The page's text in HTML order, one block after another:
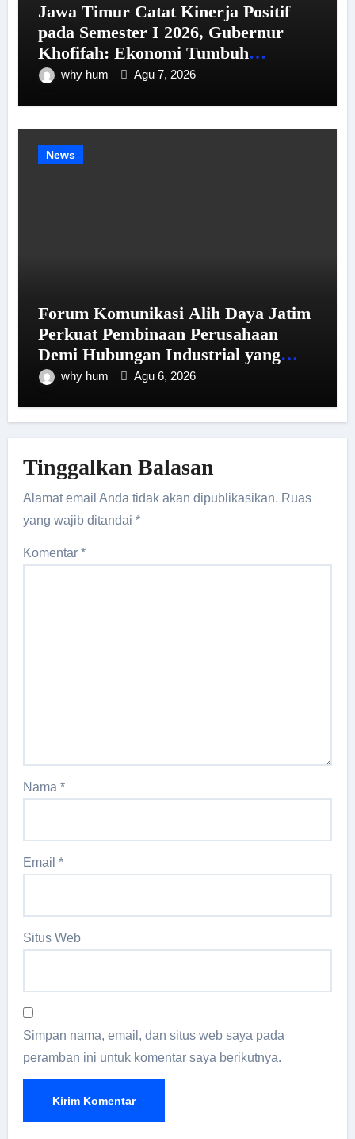
Jawa Timur Catat Kinerja Positif
pada Semester I 2026, Gubernur
Khofifah: Ekonomi Tumbuh
Tertinggi se-Pulau Jawa, Kemiskinan
why hum Agu 7, 2026
News
Forum Komunikasi Alih Daya Jatim
Perkuat Pembinaan Perusahaan
Demi Hubungan Industrial yang
Harmonis
why hum Agu 6, 2026
Tinggalkan Balasan
Alamat email Anda tidak akan dipublikasikan. Ruas
yang wajib ditandai*
Komentar*
Nama*
Email*
Situs Web
Simpan nama, email, dan situs web saya pada
peramban ini untuk komentar saya berikutnya.